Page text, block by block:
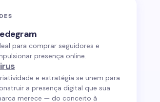
para comprar seguidores e
presença online.
e estratégia se unem para
a presença digital que sua
merece — do conceito à